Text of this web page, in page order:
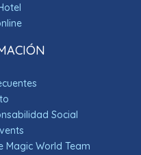
Social
Magic World Team